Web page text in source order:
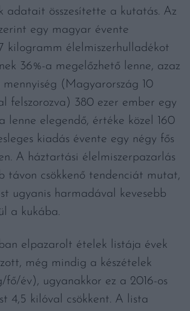
adatait összesítette a kutatás. Az
egy magyar évente
kilogramm élelmiszerhulladékot
36%-a megelőzhető lenne, azaz
mennyiség (Magyarország 10
felszorozva) 380 ezer ember egy
lenne elegendő, értéke közel 160
kiadás évente egy négy fős
A háztartási élelmiszerpazarlás
távon csökkenő tendenciát mutat,
ugyanis harmadával kevesebb
a kukába.
elpazarolt ételek listája évek
még mindig a készételek
fő/év), ugyanakkor ez a 2016-os
4,5 kilóval csökkent. A lista